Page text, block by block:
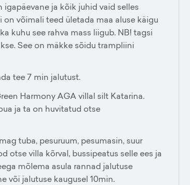
ja kõik juhid vaid selles
võimali teed ületada maa aluse käigu
kuhu see rahva mass liigub. NB! tagsi
See on mäkke sõidu trampliini
tee 7 min jalutust.
Harmony AGA villal silt Katarina.
ja ta on huvitatud otse
tuba, pesuruum, pesumasin, suur
otse villa kõrval, bussipeatus selle ees ja
mõlema asula rannad jalutuse
või jalutuse kaugusel 10min.